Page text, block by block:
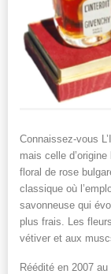
Connaissez-vous
mais celle
floral de rose
classique où
savonneuse qui
plus frais. Les
vétiver et aux
Réédité en 2007